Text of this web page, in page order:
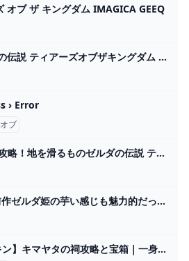
オブ ザ キングダム IMAGICA GEEQ
【海外 正規品】 ゼルダの伝説 ティアーズオブザキングダム Collectors Edition Nintendo Switch - bestcheerstone.com
› Error
ブ
【#382】マヤタタの祠 攻略！地を滑るものゼルダの伝説 ティアーズ オブ ザ キングダム - YouTube
【ゼルダティアキン】前作ゼルダ姫の芋い感じも魅力的だった。 – ゲーム攻略のかけら
【ティアキン】キマヤタの祠攻略と宝箱｜一身の戦い 粉砕【ゼルダの伝説ティアーズオブザキングダム】